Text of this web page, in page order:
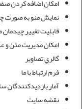
امکان اضافه کردن
نمايش منو به صورت
قابليت تغيير چيدمان
امکان مديريت متن
گالري تصاوير
فرم ارتباط با ما
آمار بازديدکنندگان
نقشه سايت